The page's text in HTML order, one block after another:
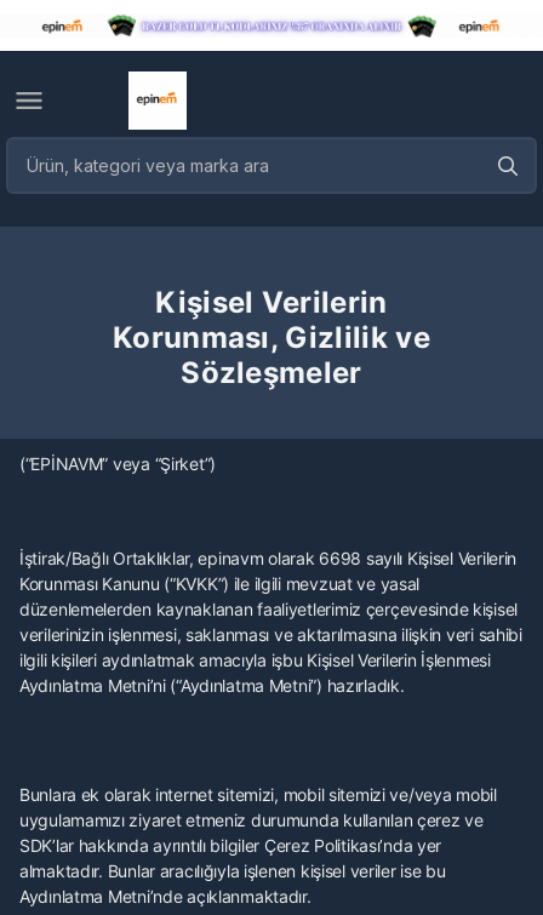
Kişisel Verilerin
Korunması, Gizlilik ve
Sözleşmeler
(“EPİNAVM” veya “Şirket”)
İştirak/Bağlı Ortaklıklar, epinavm olarak 6698 sayılı Kişisel Verilerin
Korunması Kanunu (“KVKK”) ile ilgili mevzuat ve yasal
düzenlemelerden kaynaklanan faaliyetlerimiz çerçevesinde kişisel
verilerinizin işlenmesi, saklanması ve aktarılmasına ilişkin veri sahibi
ilgili kişileri aydınlatmak amacıyla işbu Kişisel Verilerin İşlenmesi
Aydınlatma Metni’ni (“Aydınlatma Metni”) hazırladık.
Bunlara ek olarak internet sitemizi, mobil sitemizi ve/veya mobil
uygulamamızı ziyaret etmeniz durumunda kullanılan çerez ve
SDK’lar hakkında ayrıntılı bilgiler Çerez Politikası’nda yer
almaktadır. Bunlar aracılığıyla işlenen kişisel veriler ise bu
Aydınlatma Metni’nde açıklanmaktadır.